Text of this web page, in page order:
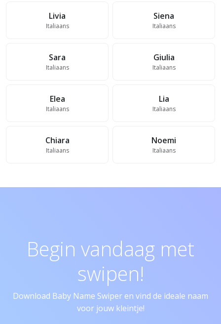
Livia
Italiaans
Siena
Italiaans
Sara
Italiaans
Giulia
Italiaans
Elea
Italiaans
Lia
Italiaans
Chiara
Italiaans
Noemi
Italiaans
Begin vandaag met
swipen!
Download Baby Name Swiper en vind de ideale naam
voor jouw kleintje!